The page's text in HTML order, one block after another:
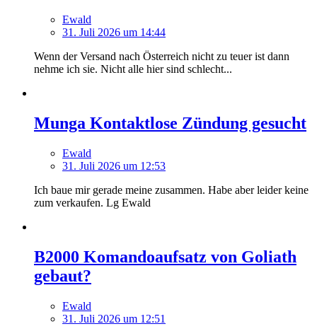
Ewald
31. Juli 2026 um 14:44
Wenn der Versand nach Österreich nicht zu teuer ist dann
nehme ich sie. Nicht alle hier sind schlecht...
Munga Kontaktlose Zündung gesucht
Ewald
31. Juli 2026 um 12:53
Ich baue mir gerade meine zusammen. Habe aber leider keine
zum verkaufen. Lg Ewald
B2000 Komandoaufsatz von Goliath
gebaut?
Ewald
31. Juli 2026 um 12:51